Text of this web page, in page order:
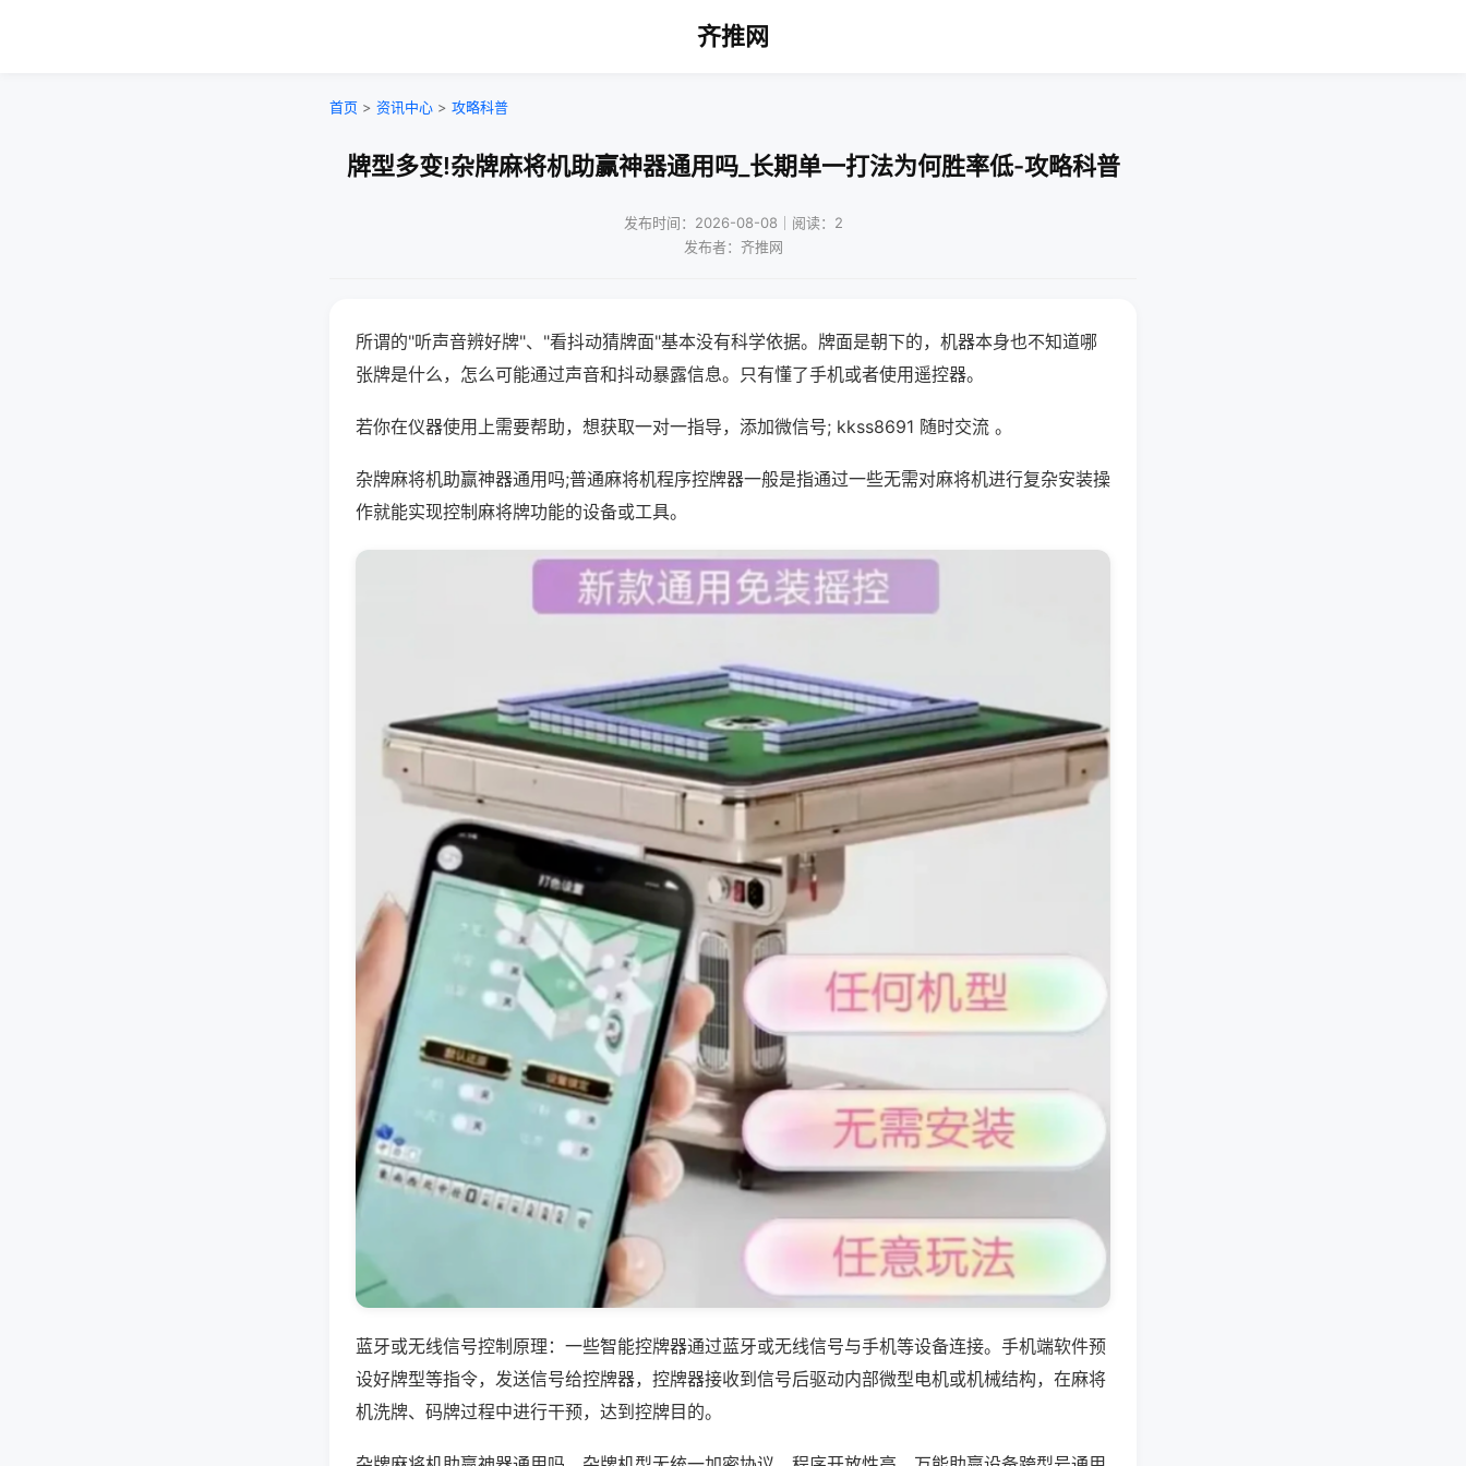
齐推网
首页 > 资讯中心 > 攻略科普
牌型多变!杂牌麻将机助赢神器通用吗_长期单一打法为何胜率低-攻略科普
发布时间：2026-08-08｜阅读：2
发布者：齐推网
所谓的"听声音辨好牌"、"看抖动猜牌面"基本没有科学依据。牌面是朝下的，机器本身也不知道哪
张牌是什么，怎么可能通过声音和抖动暴露信息。只有懂了手机或者使用遥控器。
若你在仪器使用上需要帮助，想获取一对一指导，添加微信号; kkss8691 随时交流 。
杂牌麻将机助赢神器通用吗;普通麻将机程序控牌器一般是指通过一些无需对麻将机进行复杂安装操
作就能实现控制麻将牌功能的设备或工具。
蓝牙或无线信号控制原理：一些智能控牌器通过蓝牙或无线信号与手机等设备连接。手机端软件预
设好牌型等指令，发送信号给控牌器，控牌器接收到信号后驱动内部微型电机或机械结构，在麻将
机洗牌、码牌过程中进行干预，达到控牌目的。